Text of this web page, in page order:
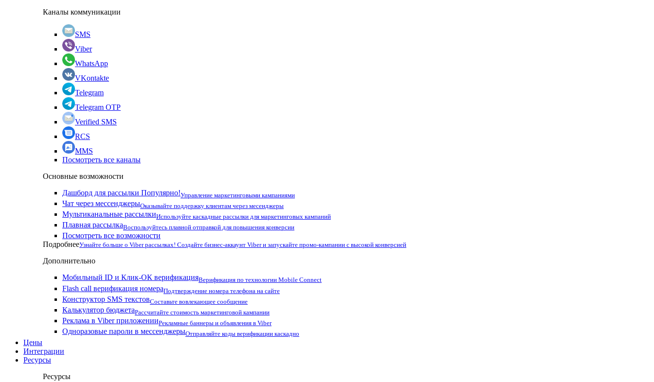
Каналы коммуникации
SMS
Viber
WhatsApp
VKontakte
Telegram
Telegram OTP
Verified SMS
RCS
MMS
Посмотреть все каналы
Основные возможности
Дашборд для рассылки Популярно!Управление маркетинговыми кампаниями
Чат через мессенджерыОказывайте поддержку клиентам через месенджеры
Мультиканальные рассылкиИспользуйте каскадные рассылки для маркетинговых кампаний
Плавная рассылкаВоспользуйтесь плавной отправкой для повышения конверсии
Посмотреть все возможности
ПодробнееУзнайте больше о Viber рассылках! Создайте бизнес-аккаунт Viber и запускайте промо-кампании с высокой конверсией
Дополнительно
Мобильный ID и Клик-ОК верификацияВерификация по технологии Mobile Connect
Flash call верификация номераПодтверждение номера телефона на сайте
Конструктор SMS текстовСоставьте вовлекающее сообщение
Калькулятор бюджетаРассчитайте стоимость маркетинговой кампании
Реклама в Viber приложенииРекламные баннеры и объявления в Viber
Одноразовые пароли в мессенджерыОтправляйте коды верификации каскадно
Цены
Интеграции
Ресурсы
Ресурсы